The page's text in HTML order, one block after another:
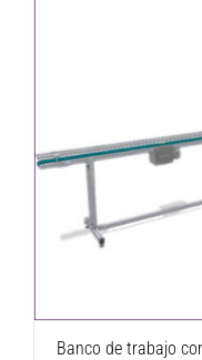
Banco de
Banco de trabajo